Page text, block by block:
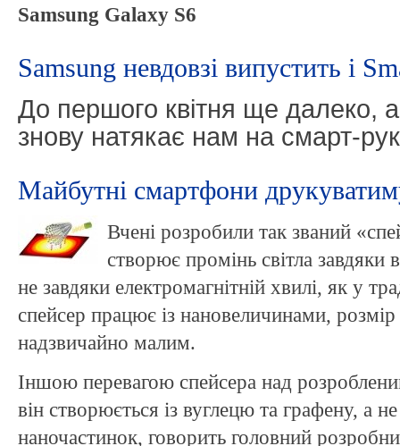
Samsung Galaxy S6
Samsung невдовзі випустить і
До першого квітня ще далеко,
знову натякає нам на смарт-
Майбутні смартфони
Вчені розробили так званий
створює промінь світла завдяки
не завдяки електромагнітній хвилі, як у
спейсер працює із нановеличинами,
надзвичайно малим.
Іншою перевагою спейсера над
він створюється із вуглецю та графену, а
наночастинок, говорить головний